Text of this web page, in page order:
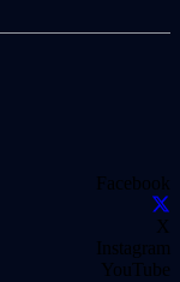
Facebook
X
Instagram
YouTube